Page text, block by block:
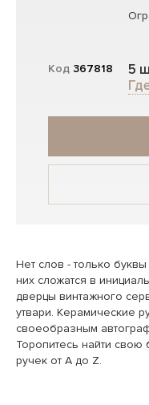
Код 367818
5
Нет слов - только
них сложатся в
дверцы винтажного
утвари. Керамические
своеобразным
Торопитесь найти
ручек от А до Z.